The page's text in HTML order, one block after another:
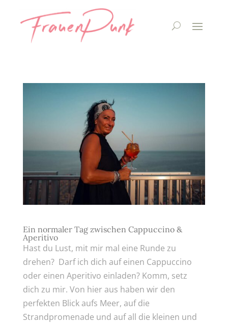
Ein normaler Tag zwischen Cappuccino &
Aperitivo
Hast du Lust, mit mir mal eine Runde zu
drehen? Darf ich dich auf einen Cappuccino
oder einen Aperitivo einladen? Komm, setz
dich zu mir. Von hier aus haben wir den
perfekten Blick aufs Meer, auf die
Strandpromenade und auf all die kleinen und